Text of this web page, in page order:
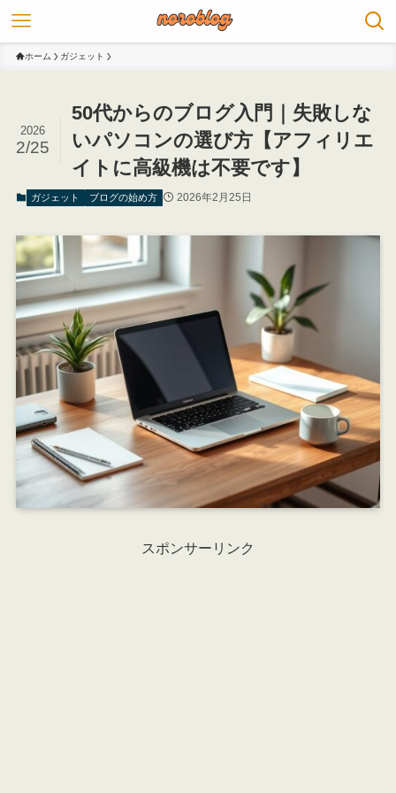
ホーム ガジェット
50代からのブログ入門｜失敗しな
いパソコンの選び方【アフィリエ
イトに高級機は不要です】
2026
2/25
ガジェット ブログの始め方 2026年2月25日
スポンサーリンク